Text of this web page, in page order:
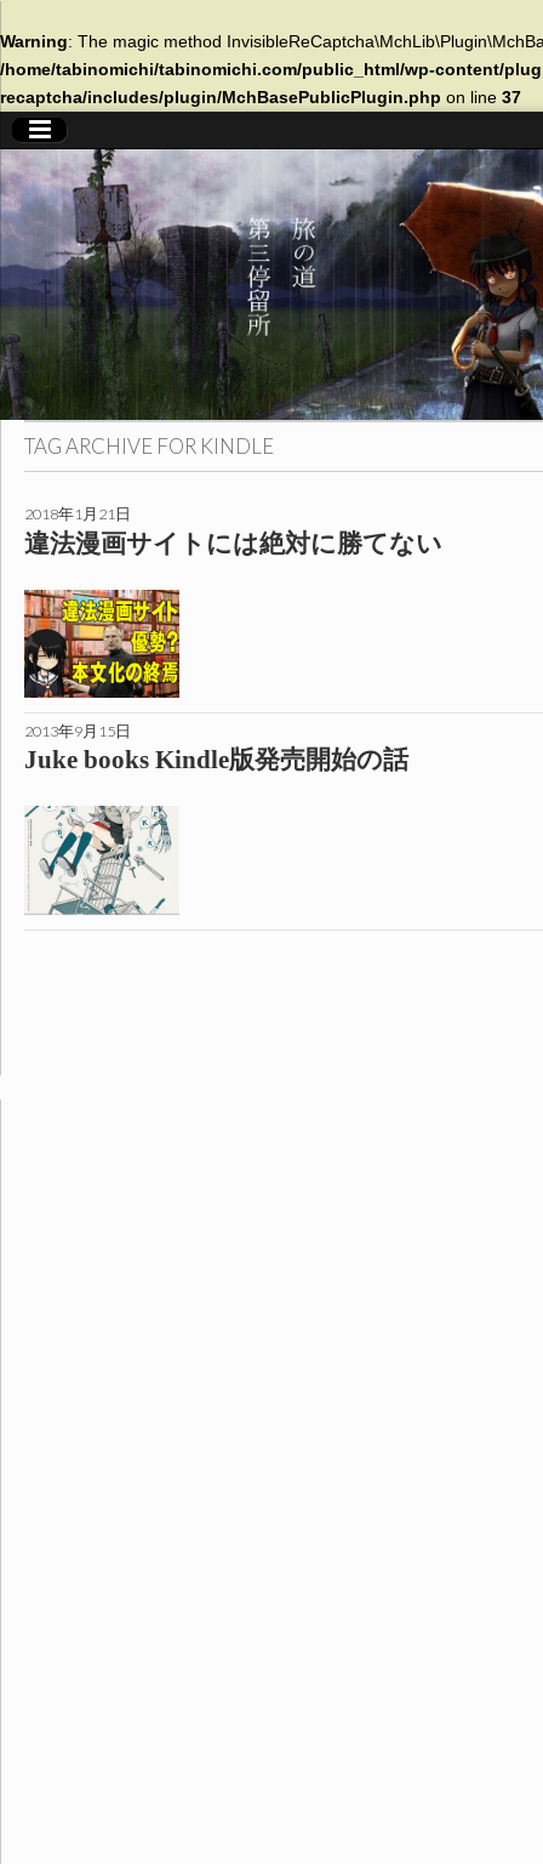
Warning: The magic method
/home/tabinomichi/tabinomichi.com/public_html/wp-content/
recaptcha/includes/plugin/MchBasePublicPlugin.php on line 37
旅
の
道
第
三
停
留
所
TAG ARCHIVE FOR KINDLE
2018年1月21日
違法漫画サイトには絶対に勝てない
2013年9月15日
Juke books Kindle版発売開始の話